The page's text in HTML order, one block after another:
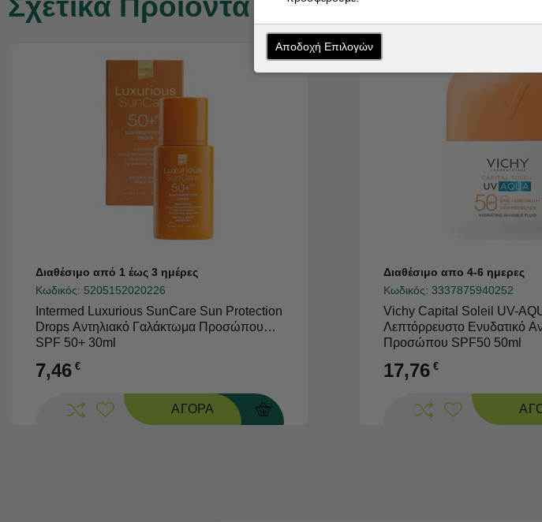
Σχετικά Προϊόντα
Διαθέσιμο από 1 έως 3 ημέρες
Κωδικός: 5205152020226
Intermed Luxurious SunCare Sun Protection
Drops Αντηλιακό Γαλάκτωμα Προσώπου
SPF 50+ 30ml
7,46 €
ΑΓΟΡΑ
Διαθέσιμο απο 4-6 ημερες
Κωδικός: 3337875940252
Vichy Capital Soleil UV-
Λεπτόρρευστο Ενυδατικό
Προσώπου SPF50 50ml
17,76 €
Αποδοχή Επιλογών